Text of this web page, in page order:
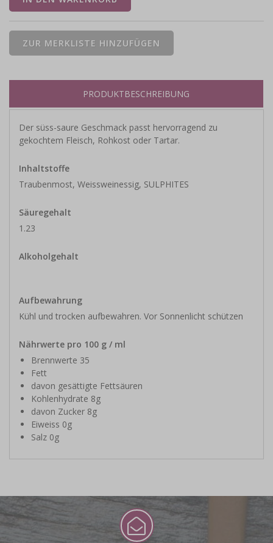
PRODUKTBESCHREIBUNG
Der süss-saure Geschmack passt hervorragend zu
gekochtem Fleisch, Rohkost oder Tartar.
Inhaltstoffe
Traubenmost, Weissweinessig, SULPHITES
Säuregehalt
1.23
Alkoholgehalt
Aufbewahrung
Kühl und trocken aufbewahren. Vor Sonnenlicht schützen
Nährwerte pro 100 g / ml
Brennwerte 35
Fett
davon gesättigte Fettsäuren
Kohlenhydrate 8g
davon Zucker 8g
Eiweiss 0g
Salz 0g